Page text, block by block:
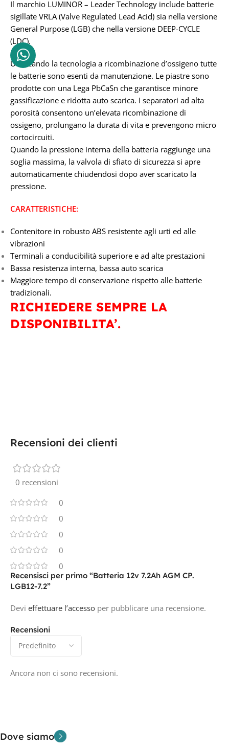
Il marchio LUMINOR – Leader Technology include batterie
sigillate VRLA (Valve Regulated Lead Acid) sia nella versione
General Purpose (LGB) che nella versione DEEP-CYCLE
(LDC).
Utilizzando la tecnologia a ricombinazione d’ossigeno tutte
le batterie sono esenti da manutenzione. Le piastre sono
prodotte con una Lega PbCaSn che garantisce minore
gassificazione e ridotta auto scarica. I separatori ad alta
porosità consentono un’elevata ricombinazione di
ossigeno, prolungano la durata di vita e prevengono micro
cortocircuiti.
Quando la pressione interna della batteria raggiunge una
soglia massima, la valvola di sfiato di sicurezza si apre
automaticamente chiudendosi dopo aver scaricato la
pressione.
CARATTERISTICHE:
Contenitore in robusto ABS resistente agli urti ed alle
vibrazioni
Terminali a conducibilità superiore e ad alte prestazioni
Bassa resistenza interna, bassa auto scarica
Maggiore tempo di conservazione rispetto alle batterie
tradizionali.
RICHIEDERE SEMPRE LA
DISPONIBILITA’.
Recensioni dei clienti
0 recensioni
0
0
0
0
0
Recensioni
Ancora non ci sono recensioni.
Recensisci per primo “Batteria 12v 7.2Ah AGM CP.
LGB12-7.2”
Devi effettuare l’accesso per pubblicare una recensione.
Dove siamo